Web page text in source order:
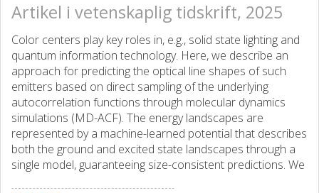
Artikel i vetenskaplig tidskrift, 2025
Color centers play key roles in, e.g., solid state lighting and
quantum information technology. Here, we describe an
approach for predicting the optical line shapes of such
emitters based on direct sampling of the underlying
autocorrelation functions through molecular dynamics
simulations (MD-ACF). The energy landscapes are
represented by a machine-learned potential that describes
both the ground and excited state landscapes through a
single model, guaranteeing size-consistent predictions. We